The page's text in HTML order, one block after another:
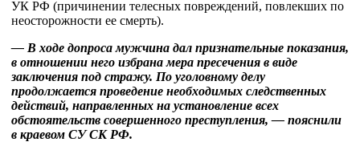
УК РФ (причинении телесных повреждений, повлекших по
неосторожности ее смерть).
— В ходе допроса мужчина дал признательные показания,
в отношении него избрана мера пресечения в виде
заключения под стражу. По уголовному делу
продолжается проведение необходимых следственных
действий, направленных на установление всех
обстоятельств совершенного преступления, — пояснили
в краевом СУ СК РФ.